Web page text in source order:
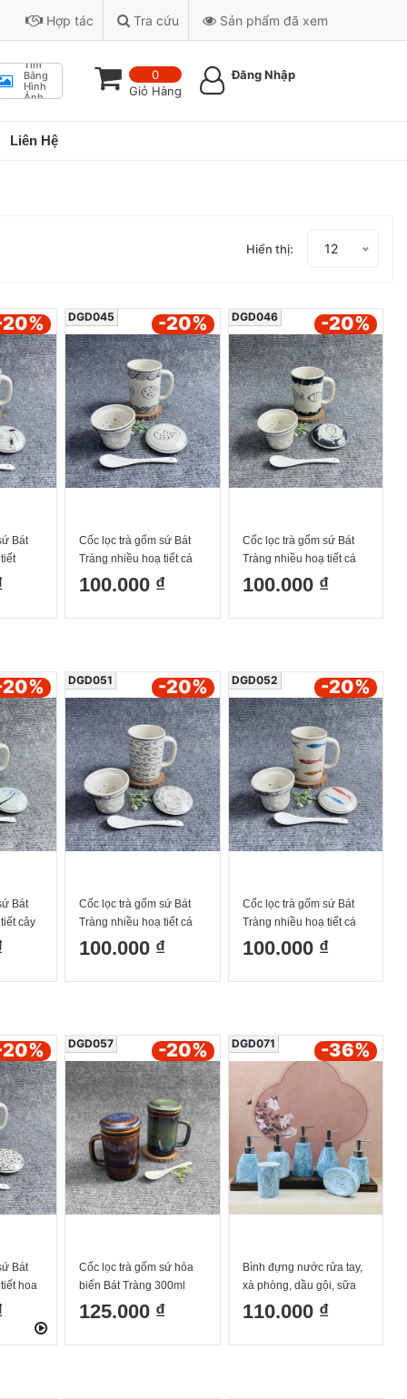
Hợp tác Tra cứu Sản phẩm đã xem
Tìm
Bằng
Hình
Ảnh
0
Giỏ Hàng
Đăng Nhập
Liên Hệ
Hiển thị: 12
Bát
%
Cốc lọc trà gốm sứ Bát
Tràng nhiều hoạ tiết cá
chấm 300ml
100.000 ₫
DGD045 -20%
Cốc lọc trà gốm sứ Bát
Tràng nhiều hoạ tiết cá
viền 300ml
100.000 ₫
DGD046 -20%
Bát
cây
%
Cốc lọc trà gốm sứ Bát
Tràng nhiều hoạ tiết cá
đàn 300ml
100.000 ₫
DGD051 -20%
Cốc lọc trà gốm sứ Bát
Tràng nhiều hoạ tiết cá
đàn màu 300ml
100.000 ₫
DGD052 -20%
Bát
hoa
%
Cốc lọc trà gốm sứ hỏa
biến Bát Tràng 300ml
sẵn 2 màu
125.000 ₫
DGD057 -20%
Bình đựng nước rửa tay,
xà phòng, dầu gội, sữa
dưỡng thể màu xanh
dương Bát Tràng
110.000 ₫
DGD071 -36%